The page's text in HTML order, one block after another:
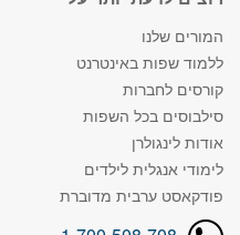
המורים שלנו
ללמוד שפות באינטרנט
קורסים לחברות
סילבוסים בכל השפות
אודות לינגולרן
לימודי אנגלית לילדים
פודקאסט ערבית מדוברת